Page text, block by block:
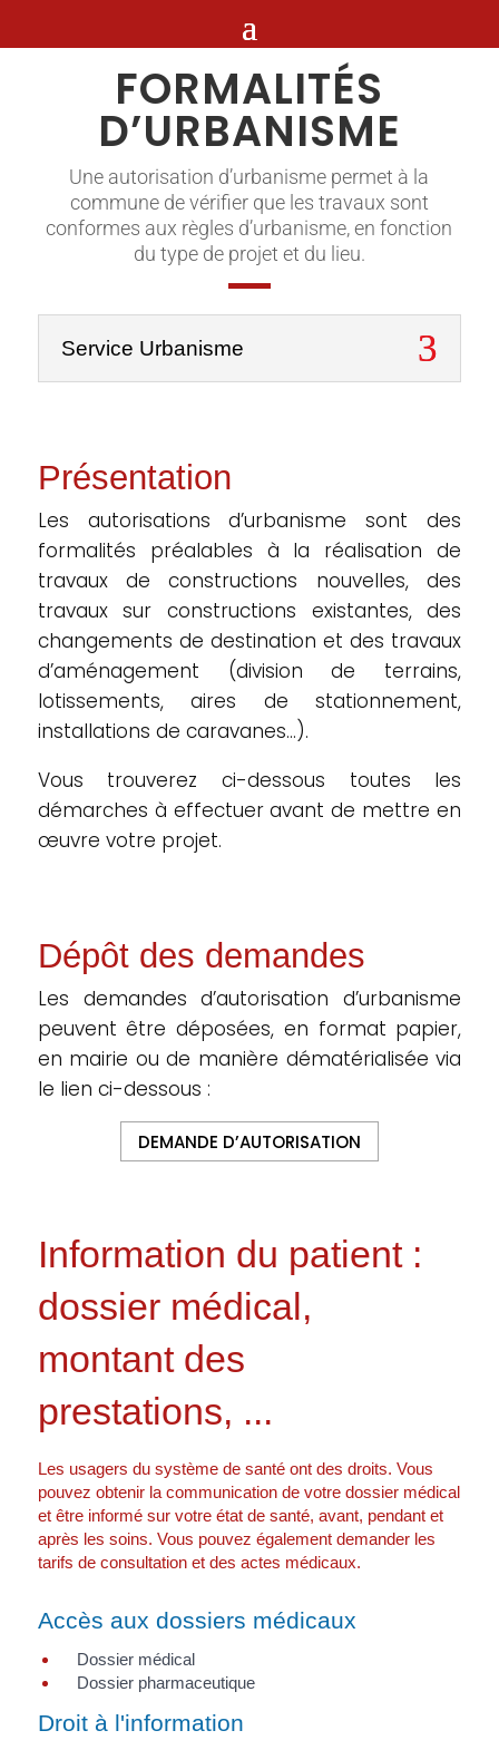
FORMALITÉS
D’URBANISME
Une autorisation d’urbanisme permet à la
commune de vérifier que les travaux sont
conformes aux règles d’urbanisme, en fonction
du type de projet et du lieu.
Service Urbanisme
Présentation
Les autorisations d’urbanisme sont des
formalités préalables à la réalisation de
travaux de constructions nouvelles, des
travaux sur constructions existantes, des
changements de destination et des travaux
d’aménagement (division de terrains,
lotissements, aires de stationnement,
installations de caravanes…).
Vous trouverez ci-dessous toutes les
démarches à effectuer avant de mettre en
œuvre votre projet.
Dépôt des demandes
Les demandes d’autorisation d’urbanisme
peuvent être déposées, en format papier,
en mairie ou de manière dématérialisée via
le lien ci-dessous :
DEMANDE D’AUTORISATION
Information du patient :
dossier médical,
montant des
prestations, ...
Les usagers du système de santé ont des droits. Vous
pouvez obtenir la communication de votre dossier médical
et être informé sur votre état de santé, avant, pendant et
après les soins. Vous pouvez également demander les
tarifs de consultation et des actes médicaux.
Accès aux dossiers médicaux
Dossier médical
Dossier pharmaceutique
Droit à l'information